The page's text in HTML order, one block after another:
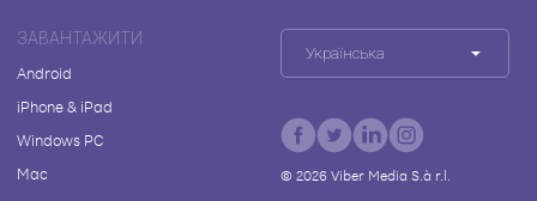
ЗАВАНТАЖИТИ
Android
iPhone & iPad
Windows PC
Mac
Українська
© 2026Viber Media S.à r.l.